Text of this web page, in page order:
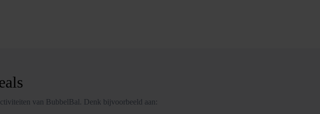
van BubbelBal. Denk bijvoorbeeld aan: